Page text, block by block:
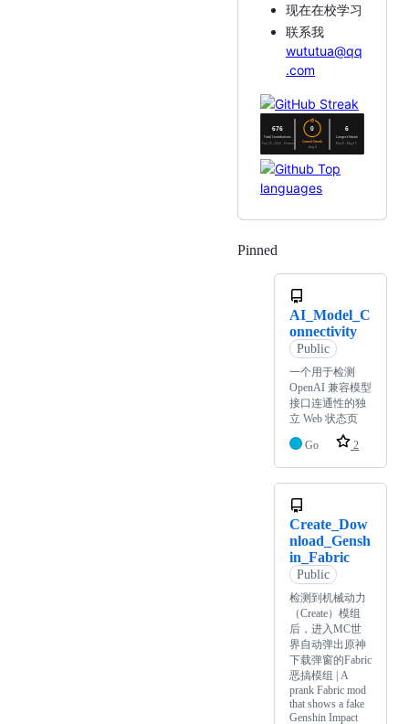
现在在校学习
联系我
wututua@qq
.com
Pinned
AI_Model_C
onnectivity
Public
一个用于检测
OpenAI 兼容模型
接口连通性的独
立 Web 状态页
Go 2
Create_Dow
nload_Gensh
in_Fabric
Public
检测到机械动力
（Create）模组
后，进入MC世
界自动弹出原神
下载弹窗的Fabric
恶搞模组 | A
prank Fabric mod
that shows a fake
Genshin Impact